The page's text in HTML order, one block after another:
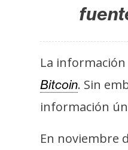
i
s
s
La
Bitcoin. Sin
información
En noviembre